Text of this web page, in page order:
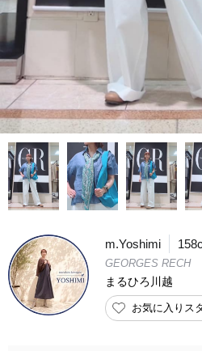
m.Yoshimi
GEORGES RECH
まるひろ川越
お気に入りス